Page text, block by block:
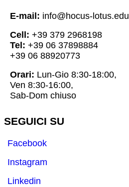
E-mail: info@hocus-lotus.edu
Cell: +39 379 2968198
Tel: +39 06 37898884
+39 06 88920773
Orari: Lun-Gio 8:30-18:00,
Ven 8:30-16:00,
Sab-Dom chiuso
SEGUICI SU
Facebook
Instagram
Linkedin